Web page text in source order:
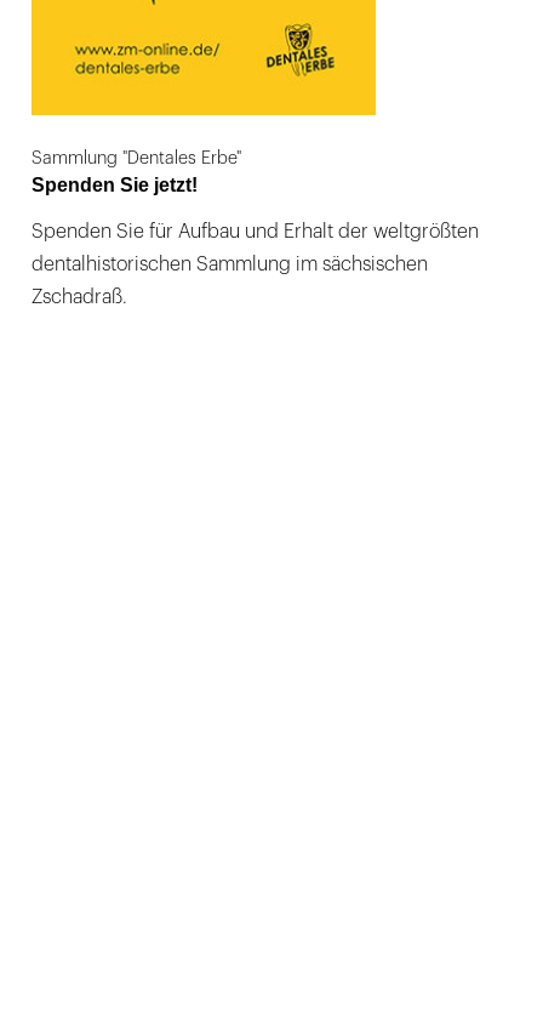
Sammlung "Dentales Erbe"
Spenden Sie jetzt!
Spenden Sie für Aufbau und Erhalt der weltgrößten
dentalhistorischen Sammlung im sächsischen
Zschadraß.